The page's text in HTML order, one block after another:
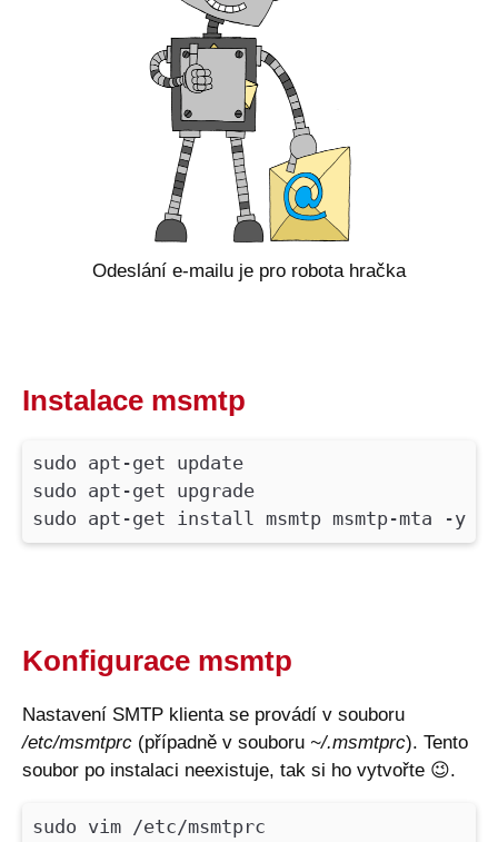
Odeslání e-mailu je pro robota hračka
Instalace msmtp
sudo apt-get update
sudo apt-get upgrade
sudo apt-get install msmtp msmtp-mta -y
Konfigurace msmtp
Nastavení SMTP klienta se provádí v souboru
/etc/msmtprc (případně v souboru ~/.msmtprc). Tento
soubor po instalaci neexistuje, tak si ho vytvořte 😉.
sudo vim /etc/msmtprc